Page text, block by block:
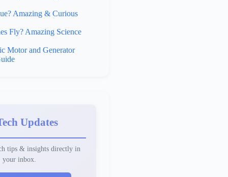
Amazing & Curious
Fly? Amazing Science
Motor and Generator
Updates
tips & insights directly in
your inbox.